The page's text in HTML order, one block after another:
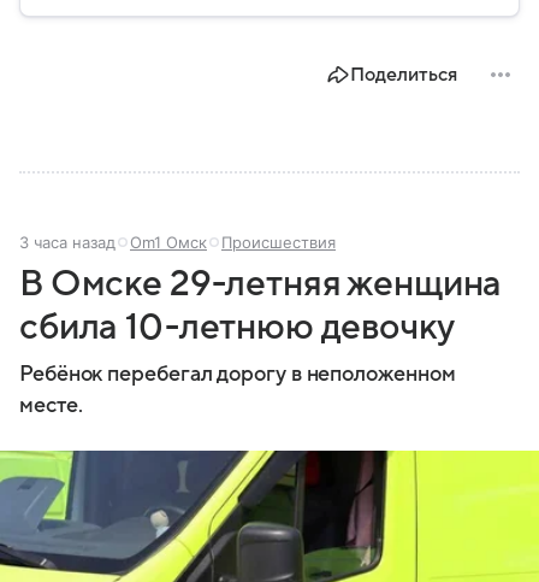
задачи выполняет и какую роль играет вПоделиться
3 часа назад Om1 Омск Происшествия
В Омске 29-летняя женщина
сбила 10-летнюю девочку
Ребёнок перебегал дорогу в неположенном
месте.